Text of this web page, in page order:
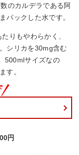
のカルデラである阿
パックした水です。
りもやわらかく、
シリカを30mg含む
500mlサイズなの
す。
円